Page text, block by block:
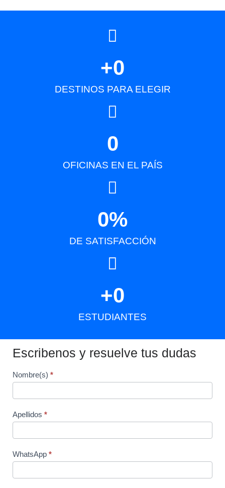
DESTINOS PARA ELEGIR
+0
OFICINAS EN EL PAÍS
0
DE SATISFACCIÓN
0%
ESTUDIANTES
+0
Escribenos y resuelve tus dudas
Form
EE
Nombre(s) *
Apellidos *
WhatsApp *